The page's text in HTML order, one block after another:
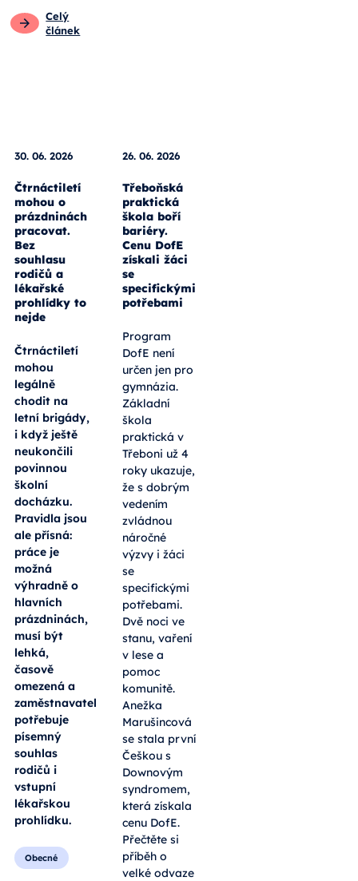
Celý
článek
30. 06. 2026
Čtrnáctiletí
mohou o
prázdninách
pracovat.
Bez
souhlasu
rodičů a
lékařské
prohlídky to
nejde
Čtrnáctiletí
mohou
legálně
chodit na
letní brigády,
i když ještě
neukončili
povinnou
školní
docházku.
Pravidla jsou
ale přísná:
práce je
možná
výhradně o
hlavních
prázdninách,
musí být
lehká,
časově
omezená a
zaměstnavatel
potřebuje
písemný
souhlas
rodičů i
vstupní
lékařskou
prohlídku.
Obecné
26. 06. 2026
Třeboňská
praktická
škola boří
bariéry.
Cenu DofE
získali žáci
se
specifickými
potřebami
Program
DofE není
určen jen pro
gymnázia.
Základní
škola
praktická v
Třeboni už 4
roky ukazuje,
že s dobrým
vedením
zvládnou
náročné
výzvy i žáci
se
specifickými
potřebami.
Dvě noci ve
stanu, vaření
v lese a
pomoc
komunitě.
Anežka
Marušincová
se stala první
Češkou s
Downovým
syndromem,
která získala
cenu DofE.
Přečtěte si
příběh o
velké odvaze